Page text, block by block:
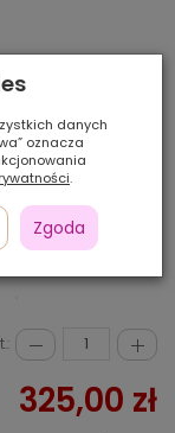
325,00 zł
danych
oznacza
.
Zgoda